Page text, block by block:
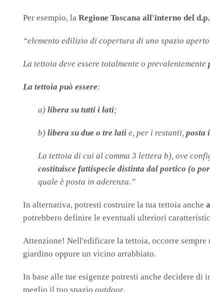
Per esempio, la Regione Toscana all'interno del
“elemento edilizio di copertura di uno spazio
La tettoia deve essere totalmente o prevalentemente
La tettoia può essere:
a) libera su tutti i lati;
b) libera su due o tre lati e, per i restanti, posta
La tettoia di cui al comma 3 lettera b), ove
costituisce fattispecie distinta dal portico (o
quale è posta in aderenza.”
In alternativa, potresti costruire la tua tettoia anche
potrebbero definire le eventuali ulteriori
Attenzione! Nell'edificare la tettoia, occorre sempre
giardino oppure un vicino arrabbiato.
In base alle tue esigenze potresti anche decidere di
meglio il tuo spazio outdoor.